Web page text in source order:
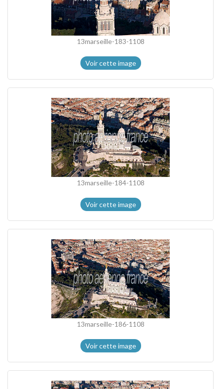
13marseille-183-1108
Voir cette image
13marseille-184-1108
Voir cette image
13marseille-186-1108
Voir cette image